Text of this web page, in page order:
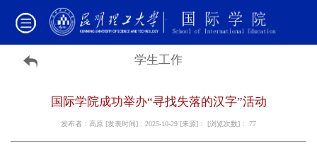
学生工作
国际学院成功举办“寻找失落的汉字”活动
发布者：高原 [发表时间]：2025-10-29 [来源]： [浏览次数]： 77